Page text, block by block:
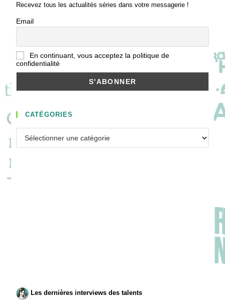
Recevez tous les actualités séries dans votre messagerie !
Email
En continuant, vous acceptez la politique de
confidentialité
CATÉGORIES
Catégories
Les dernières interviews des talents